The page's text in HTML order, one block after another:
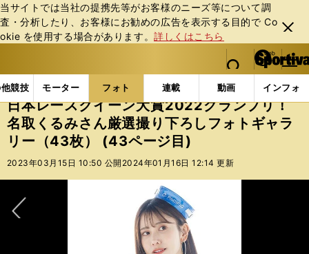
当サイトでは当社の提携先等がお客様のニーズ等について調
査・分析したり、お客様にお勧めの広告を表⽰する⽬的で Co
okie を使⽤する場合があります。詳しくはこちら
閉じ
る
web Sportiva (webスポルティーバ)
検索
マイペ
ー
ジ
メニュ
競技 モーター フォト 連載 動画 インフォ
b
ス
ポ
ル
テ
ー
バ
フォトギャラリー スポーツビーナスギャラリー 日
日本レースクイーン大賞2022グランプリ！
名取くるみさん厳選撮り下ろしフォトギャラ
リー（43枚） (43ページ目)
2023年03月15日 10:50 公開 2024年01月16日 12:14 更新